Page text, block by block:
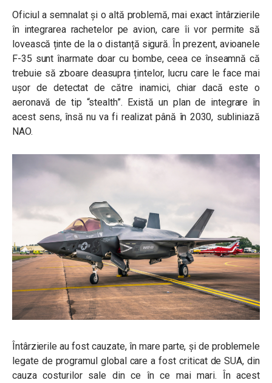
Oficiul a semnalat și o altă problemă, mai exact întârzierile
în integrarea rachetelor pe avion, care îi vor permite să
lovească ținte de la o distanță sigură. În prezent, avioanele
F-35 sunt înarmate doar cu bombe, ceea ce înseamnă că
trebuie să zboare deasupra țintelor, lucru care le face mai
ușor de detectat de către inamici, chiar dacă este o
aeronavă de tip “stealth”. Există un plan de integrare în
acest sens, însă nu va fi realizat până în 2030, subliniază
NAO.
Întârzierile au fost cauzate, în mare parte, și de problemele
legate de programul global care a fost criticat de SUA, din
cauza costurilor sale din ce în ce mai mari. În acest